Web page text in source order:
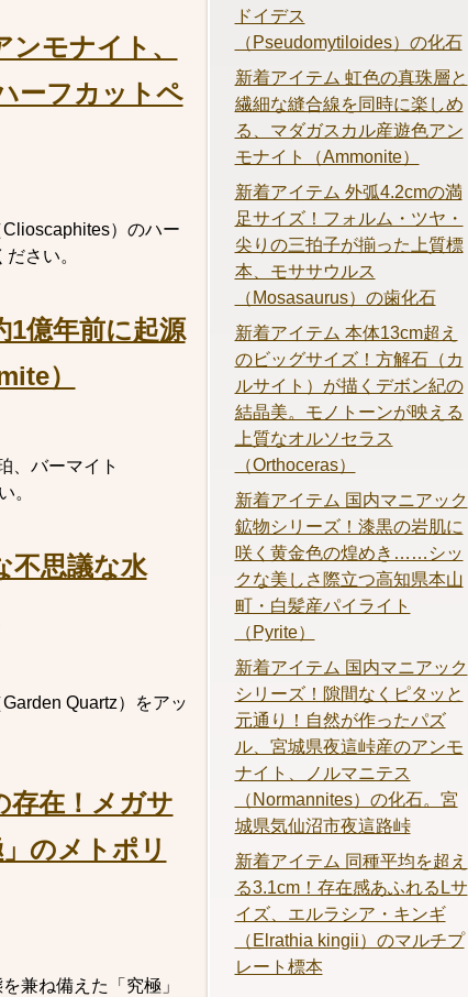
モナイト、
ーフカットペ
）のハー
さい。
1億年前に起源
）
、バーマイト
。
不思議な水
Quartz）をアッ
存在！メガサ
のメトポリ
兼ね備えた「究極」
ドイデス
（Pseudomytiloides）の化石
新着アイテム 虹色の真珠層と
繊細な縫合線を同時に楽しめ
る、マダガスカル産遊色アン
モナイト（Ammonite）
新着アイテム 外弧4.2cmの満
足サイズ！フォルム・ツヤ・
尖りの三拍子が揃った上質標
本、モササウルス
（Mosasaurus）の歯化石
新着アイテム 本体13cm超え
のビッグサイズ！方解石（カ
ルサイト）が描くデボン紀の
結晶美。モノトーンが映える
上質なオルソセラス
（Orthoceras）
新着アイテム 国内マニアック
鉱物シリーズ！漆黒の岩肌に
咲く黄金色の煌めき……シッ
クな美しさ際立つ高知県本山
町・白髪産パイライト
（Pyrite）
新着アイテム 国内マニアック
シリーズ！隙間なくピタッと
元通り！自然が作ったパズ
ル、宮城県夜這峠産のアンモ
ナイト、ノルマニテス
（Normannites）の化石。宮
城県気仙沼市夜這路峠
新着アイテム 同種平均を超え
る3.1cm！存在感あふれるLサ
イズ、エルラシア・キンギ
（Elrathia kingii）のマルチプ
レート標本